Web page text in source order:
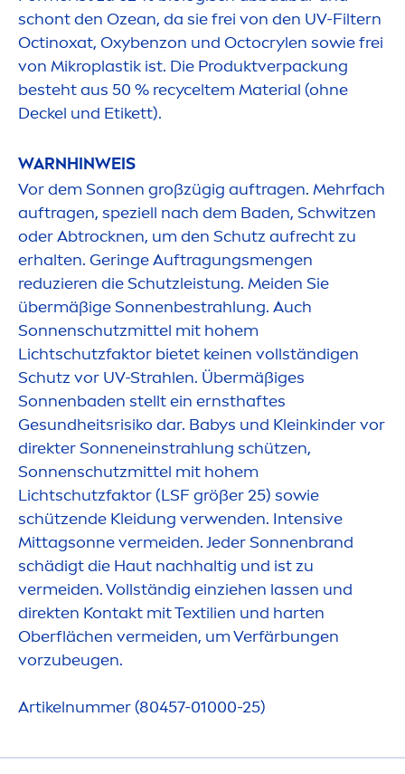
schont den Ozean, da sie frei von den UV-Filtern
Octinoxat, Oxybenzon und Octocrylen sowie frei
von Mikroplastik ist. Die Produktverpackung
besteht aus 50 % recyceltem Material (ohne
Deckel und Etikett).
WARNHINWEIS
Vor dem Sonnen großzügig auftragen. Mehrfach
auftragen, speziell nach dem Baden, Schwitzen
oder Abtrocknen, um den Schutz aufrecht zu
erhalten. Geringe Auftragungsmengen
reduzieren die Schutzleistung. Meiden Sie
übermäßige Sonnenbestrahlung. Auch
Sonnenschutzmittel mit hohem
Lichtschutzfaktor bietet keinen vollständigen
Schutz vor UV-Strahlen. Übermäßiges
Sonnenbaden stellt ein ernsthaftes
Gesundheitsrisiko dar. Babys und Kleinkinder vor
direkter Sonneneinstrahlung schützen,
Sonnenschutzmittel mit hohem
Lichtschutzfaktor (LSF größer 25) sowie
schützende Kleidung verwenden. Intensive
Mittagsonne vermeiden. Jeder Sonnenbrand
schädigt die Haut nachhaltig und ist zu
vermeiden. Vollständig einziehen lassen und
direkten Kontakt mit Textilien und harten
Oberflächen vermeiden, um Verfärbungen
vorzubeugen.
Artikelnummer (80457-01000-25)